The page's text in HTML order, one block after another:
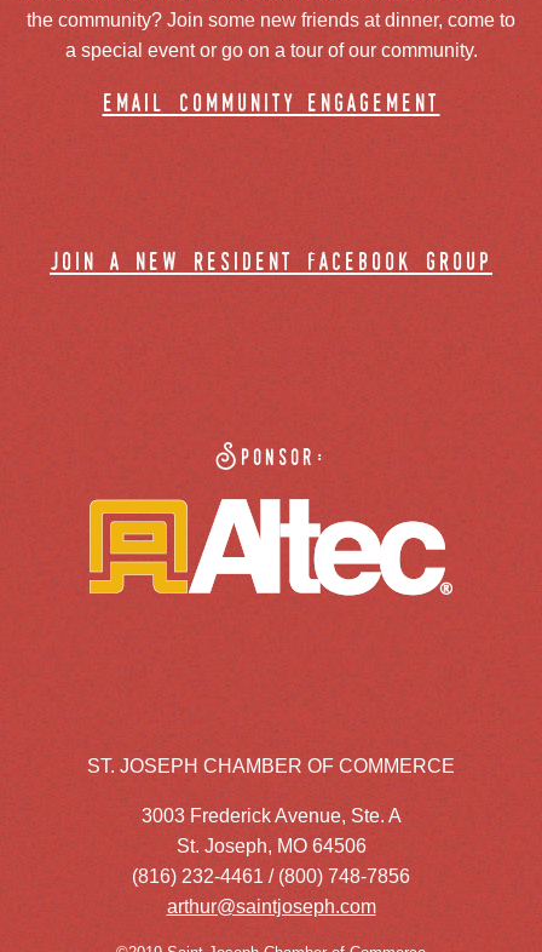
the community? Join some new friends at dinner, come to
a special event or go on a tour of our community.
email community engagement
join a new resident facebook group
Sponsor:
ST. JOSEPH CHAMBER OF COMMERCE
3003 Frederick Avenue, Ste. A
St. Joseph, MO 64506
(816) 232-4461 / (800) 748-7856
arthur@saintjoseph.com